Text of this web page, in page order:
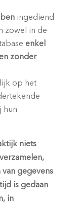
ingediend
zowel in de
enkel
zonder
op het
hun
niets
gegevens
is gedaan
in